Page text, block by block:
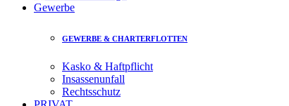
Gewerbe
GEWERBE & CHARTERFLOTTEN
Kasko & Haftpflicht
Insassenunfall
Rechtsschutz